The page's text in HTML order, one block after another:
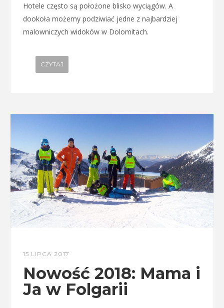
Hotele często są położone blisko wyciągów. A
dookoła możemy podziwiać jedne z najbardziej
malowniczych widoków w Dolomitach.
CZYTAJ
15 LIPCA 2017
Nowość 2018: Mama i
Ja w Folgarii